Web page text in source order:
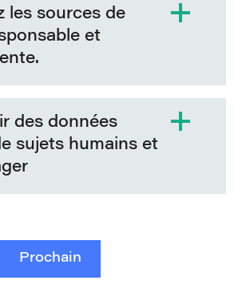
les sources de
et
des données
sujets humains et
Prochain